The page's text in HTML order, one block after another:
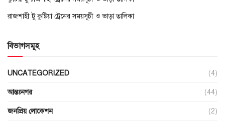
রাজশাহী টু কুষ্টিয়া ট্রেনের সময়সূচী ও ভাড়া তালিকা
বিভাগসমূহ
UNCATEGORIZED (4)
আন্তঃনগর (44)
জনপ্রিয় লোকেশন (2)